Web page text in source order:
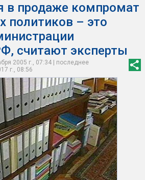
в продаже компромат
политиков – это
считают эксперты
2005 г., 07:34 | последнее
г., 08:56